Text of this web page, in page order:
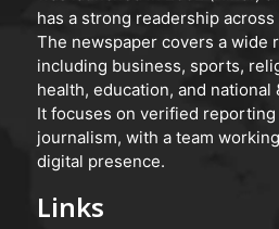
has a strong readership
The newspaper covers a wide
including business, sports,
health, education, and
It focuses on verified reporting
journalism, with a team
digital presence.
Links